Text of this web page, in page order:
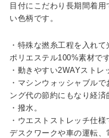
目付にこだわり長期間着
い色柄です。
・特殊な撚糸工程を入れ
ポリエステル100%素材です
・動きやすい2WAYストレ
・マシンウォッシャブル
ング代の節約にもなり経済
・撥水。
・ウエストストレッチ仕
デスクワークや車の運転